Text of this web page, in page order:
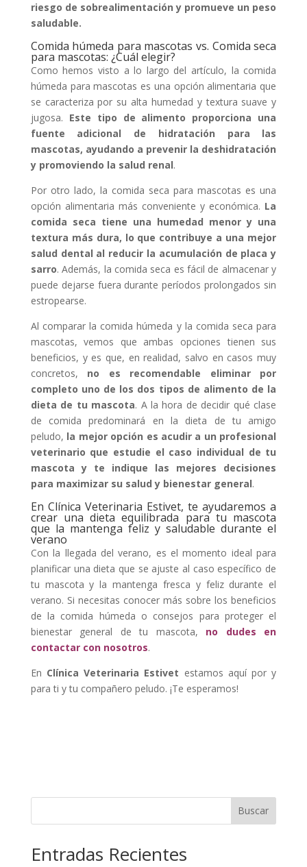
riesgo de sobrealimentación y promueve un peso
saludable.
Comida húmeda para mascotas vs. Comida seca
para mascotas: ¿Cuál elegir?
Como hemos visto a lo largo del artículo, la comida
húmeda para mascotas es una opción alimentaria que
se caracteriza por su alta humedad y textura suave y
jugosa. Este tipo de alimento proporciona una
fuente adicional de hidratación para las
mascotas, ayudando a prevenir la deshidratación
y promoviendo la salud renal.
Por otro lado, la comida seca para mascotas es una
opción alimentaria más conveniente y económica. La
comida seca tiene una humedad menor y una
textura más dura, lo que contribuye a una mejor
salud dental al reducir la acumulación de placa y
sarro. Además, la comida seca es fácil de almacenar y
puede dejarse fuera durante períodos prolongados sin
estropearse.
Al comparar la comida húmeda y la comida seca para
mascotas, vemos que ambas opciones tienen sus
beneficios, y es que, en realidad, salvo en casos muy
concretos, no es recomendable eliminar por
completo uno de los dos tipos de alimento de la
dieta de tu mascota. A la hora de decidir qué clase
de comida predominará en la dieta de tu amigo
peludo, la mejor opción es acudir a un profesional
veterinario que estudie el caso individual de tu
mascota y te indique las mejores decisiones
para maximizar su salud y bienestar general.
En Clínica Veterinaria Estivet, te ayudaremos a
crear una dieta equilibrada para tu mascota
que la mantenga feliz y saludable durante el
verano
Con la llegada del verano, es el momento ideal para
planificar una dieta que se ajuste al caso específico de
tu mascota y la mantenga fresca y feliz durante el
verano. Si necesitas conocer más sobre los beneficios
de la comida húmeda o consejos para proteger el
bienestar general de tu mascota, no dudes en
contactar con nosotros.
En Clínica Veterinaria Estivet estamos aquí por y
para ti y tu compañero peludo. ¡Te esperamos!
Buscar
Entradas Recientes